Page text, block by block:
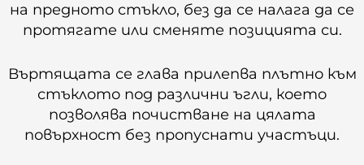
на предното стъкло, без да се налага да се
протягате или сменяте позицията си.
Въртящата се глава прилепва плътно към
стъклото под различни ъгли, което
позволява почистване на цялата
повърхност без пропуснати участъци.